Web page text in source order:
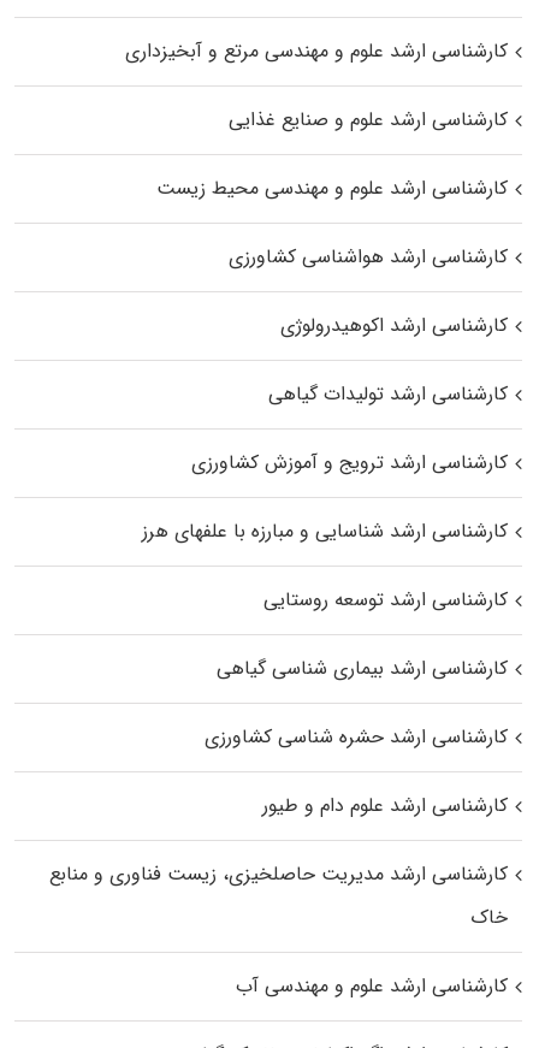
کارشناسی ارشد علوم و مهندسی مرتع و آبخیزداری
کارشناسی ارشد علوم و صنایع غذایی
کارشناسی ارشد علوم و مهندسی محیط زیست
کارشناسی ارشد هواشناسی کشاورزی
کارشناسی ارشد اکوهیدرولوژی
کارشناسی ارشد تولیدات گیاهی
کارشناسی ارشد ترویج و آموزش کشاورزی
کارشناسی ارشد شناسایی و مبارزه با علفهای هرز
کارشناسی ارشد توسعه روستایی
کارشناسی ارشد بیماری‌ شناسی گیاهی
کارشناسی ارشد حشره‌ شناسی کشاورزی
کارشناسی ارشد علوم دام و طیور
کارشناسی ارشد مدیریت حاصلخیزی، زیست فناوری و منابع
خاک
کارشناسی ارشد علوم و مهندسی آب